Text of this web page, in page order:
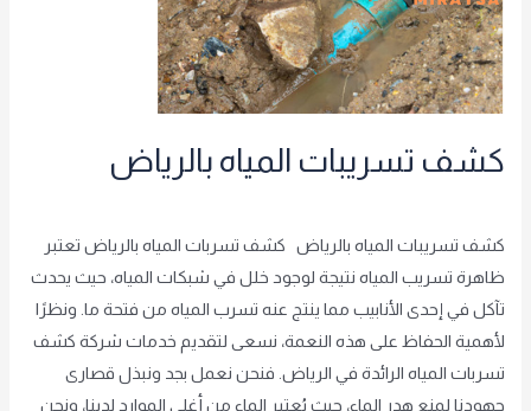
كشف تسريبات المياه بالرياض
كشف تسريبات المياه بالرياض كشف تسربات المياه بالرياض تعتبر
ظاهرة تسريب المياه نتيجة لوجود خلل في شبكات المياه، حيث يحدث
تآكل في إحدى الأنابيب مما ينتج عنه تسرب المياه من فتحة ما. ونظرًا
لأهمية الحفاظ على هذه النعمة، نسعى لتقديم خدمات شركة كشف
تسربات المياه الرائدة في الرياض. فنحن نعمل بجد ونبذل قصارى
جهودنا لمنع هدر الماء، حيث يُعتبر الماء من أغلى الموارد لدينا، ونحن